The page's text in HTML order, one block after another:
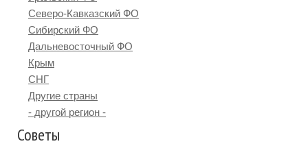
Северо-Кавказский ФО
Сибирский ФО
Дальневосточный ФО
Крым
СНГ
Другие страны
- другой регион -
Советы